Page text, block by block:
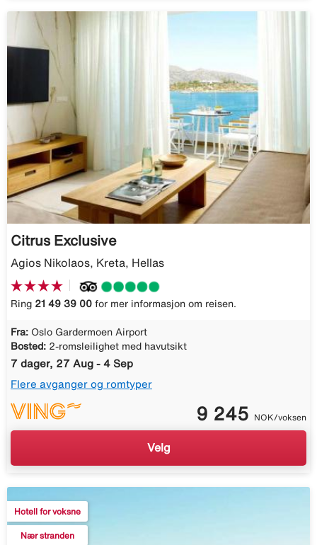
Citrus Exclusive
Agios Nikolaos, Kreta, Hellas
Ring 21 49 39 00 for mer informasjon om reisen.
Fra: Oslo Gardermoen Airport
Bosted: 2-romsleilighet med havutsikt
7 dager, 27 Aug - 4 Sep
Flere avganger og romtyper
9 245 NOK/voksen
Velg
Hotell for voksne
Nær stranden